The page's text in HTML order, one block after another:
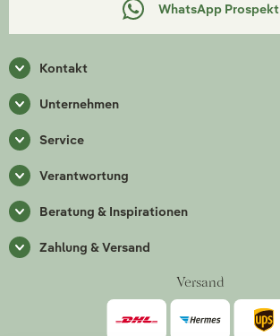
WhatsApp Prospekt
Kontakt
Unternehmen
Service
Verantwortung
Beratung & Inspirationen
Zahlung & Versand
Versand